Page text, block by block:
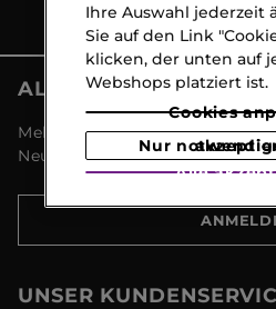
ALLE NEWS VON
Melden Sie sich an und
Neuigkeiten und Aktionen!
UNSER
Ihre Auswahl jederzeit
Sie auf den Link
klicken, der unten auf
Webshops platziert ist.
Cookies
Nur notwendige Cookies
Alle